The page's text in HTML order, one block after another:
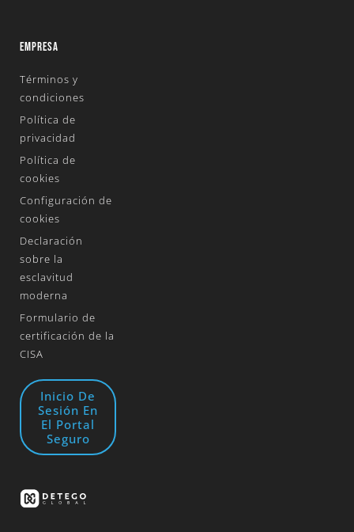
EMPRESA
Términos y
condiciones
Política de
privacidad
Política de
cookies
Configuración de
cookies
Declaración
sobre la
esclavitud
moderna
Formulario de
certificación de la
CISA
Inicio De
Sesión En
El Portal
Seguro